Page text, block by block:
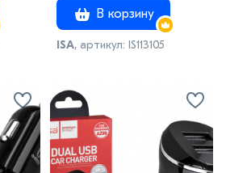
В корзину
ISA, артикул: IS113105